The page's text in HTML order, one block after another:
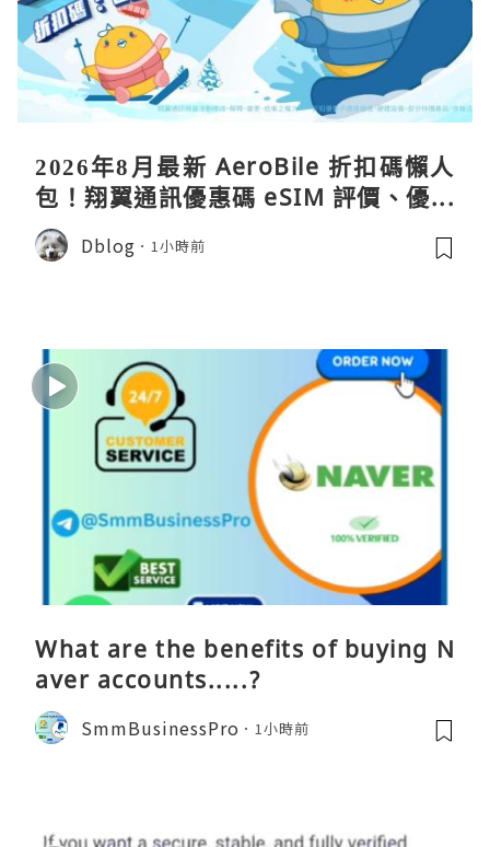
2026年8月最新 AeroBile 折扣碼懶人
包！翔翼通訊優惠碼 eSIM 評價、優缺
點、蝴蝶wifi機教學完整整理
Dblog 1小時前
What are the benefits of buying N
aver accounts.....?
SmmBusinessPro 1小時前